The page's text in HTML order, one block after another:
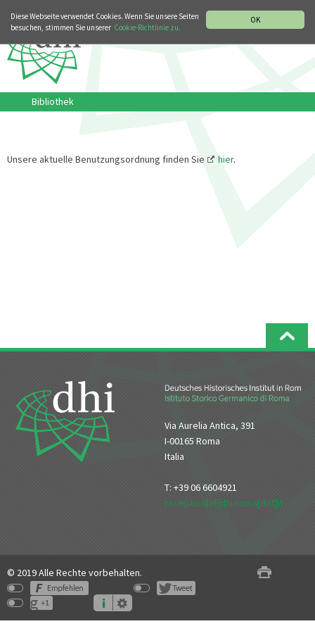
OK
Diese Webseite verwendet Cookies. Wenn Sie unsere Seiten
besuchen, stimmen Sie unserer Cookie-Richtlinie zu.
Bibliothek
Unsere aktuelle Benutzungsordnung finden Sie hier.
Via Aurelia Antica, 391
I-00165 Roma
Italia
T: +39 06 6604921
reception[at]dhi-roma[dot]it
© 2019 Alle Rechte vorbehalten.